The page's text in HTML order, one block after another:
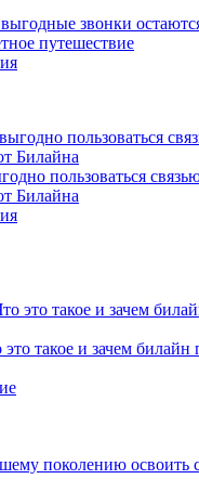
звонки
путешествие
пользоваться
Билайна
такое и зачем билайн